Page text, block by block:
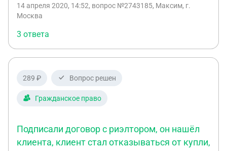
возвращается при отказе клиента аванс не
банка и риелтор которому была переведена
авансовая сумма через Сбербанк онлайн
отказывается возвращать .
14 апреля 2020, 14:52, вопрос №2743185, Максим, г.
Москва
3 ответа
289 ₽ Вопрос решен
Гражданское право
Подписали договор с риэлтором, он нашёл
клиента, клиент стал отказываться от купли,